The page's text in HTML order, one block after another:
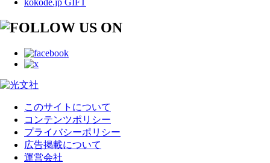
kokode.jp GIFT
このサイトについて
コンテンツポリシー
プライバシーポリシー
広告掲載について
運営会社